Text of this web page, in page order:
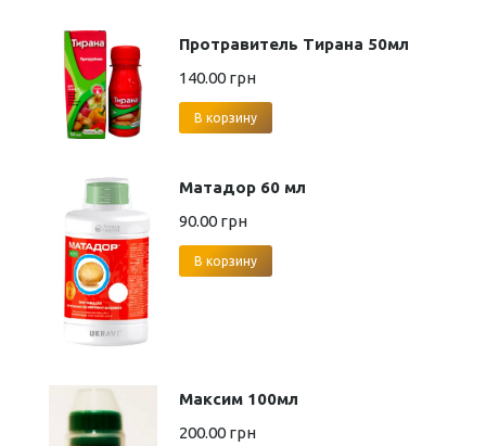
Протравитель Тирана 50мл
140.00 грн
В корзину
Матадор 60 мл
90.00 грн
В корзину
Максим 100мл
200.00 грн